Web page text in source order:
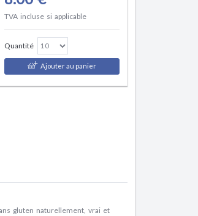
TVA incluse si applicable
Quantité
Ajouter au panier
gluten naturellement, vrai et